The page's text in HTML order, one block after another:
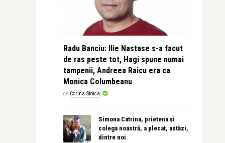
Radu Banciu: Ilie Nastase s-a facut
de ras peste tot, Hagi spune numai
tampenii, Andreea Raicu era ca
Monica Columbeanu
de Corina Stoica
Simona Catrina, prietena și
colega noastră, a plecat, astăzi,
dintre noi